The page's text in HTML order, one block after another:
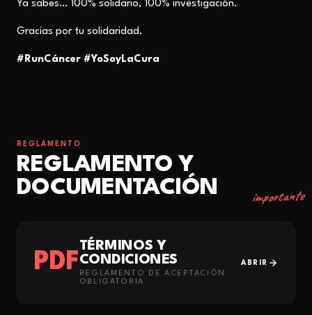
Ya sabes… 100% solidario, 100% investigación.
Gracias por tu solidaridad.
#RunCáncer #YoSoyLaCura
REGLAMENTO
REGLAMENTO Y
DOCUMENTACIÓN
importante
PDF
TÉRMINOS Y
CONDICIONES
REGLAMENTO DE ACEPTACIÓN
OBLIGATORIA
ABRIR